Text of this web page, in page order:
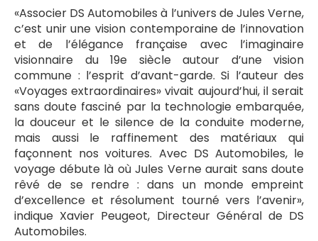
«Associer DS Automobiles à l’univers de Jules Verne,
c’est unir une vision contemporaine de l’innovation
et de l’élégance française avec l’imaginaire
visionnaire du 19e siècle autour d’une vision
commune : l’esprit d’avant-garde. Si l’auteur des
«Voyages extraordinaires» vivait aujourd’hui, il serait
sans doute fasciné par la technologie embarquée,
la douceur et le silence de la conduite moderne,
mais aussi le raffinement des matériaux qui
façonnent nos voitures. Avec DS Automobiles, le
voyage débute là où Jules Verne aurait sans doute
rêvé de se rendre : dans un monde empreint
d’excellence et résolument tourné vers l’avenir»,
indique Xavier Peugeot, Directeur Général de DS
Automobiles.